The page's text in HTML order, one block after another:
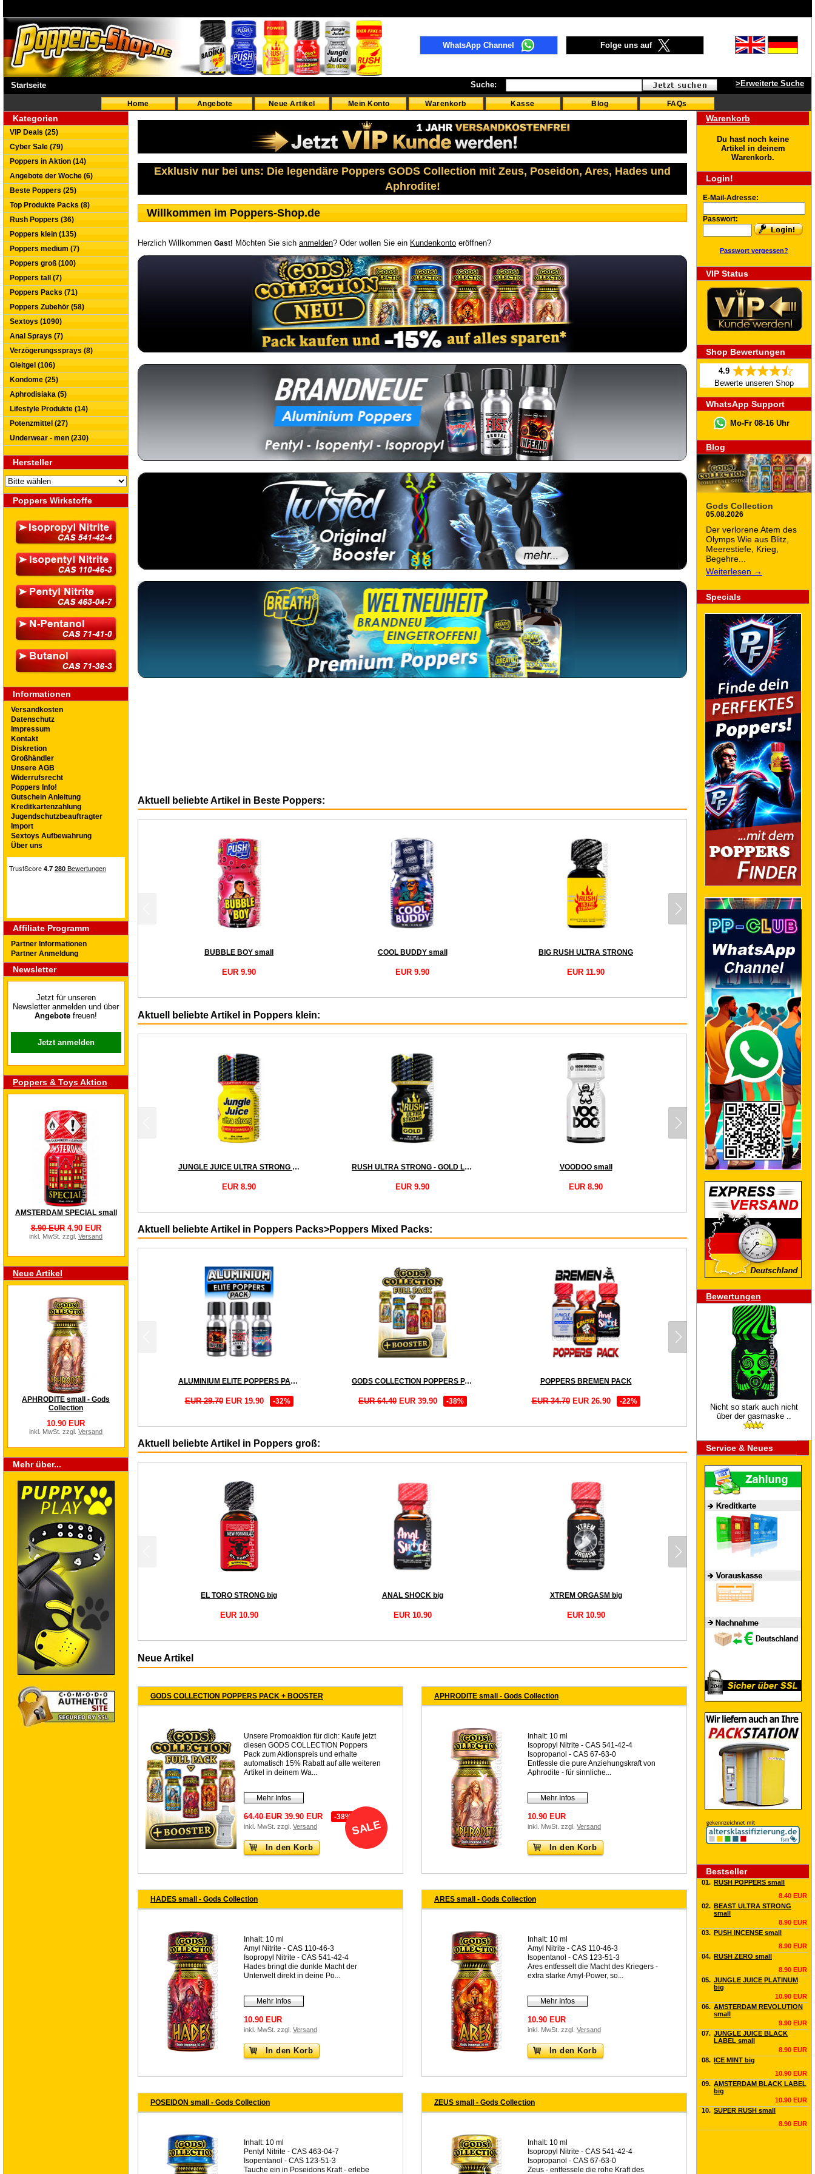
Folge uns auf
WhatsApp Channel
Startseite Suche: >Erweiterte Suche
Home Angebote Neue Artikel Mein Konto Warenkorb Kasse Blog FAQs
Kategorien
VIP Deals (25)
Cyber Sale (79)
Poppers in Aktion (14)
Angebote der Woche (6)
Beste Poppers (25)
Top Produkte Packs (8)
Rush Poppers (36)
Poppers klein (135)
Poppers medium (7)
Poppers groß (100)
Poppers tall (7)
Poppers Packs (71)
Poppers Zubehör (58)
Sextoys (1090)
Anal Sprays (7)
Verzögerungssprays (8)
Gleitgel (106)
Kondome (25)
Aphrodisiaka (5)
Lifestyle Produkte (14)
Potenzmittel (27)
Underwear - men (230)
Hersteller
Poppers Wirkstoffe
Informationen
Versandkosten
Datenschutz
Impressum
Kontakt
Diskretion
Großhändler
Unsere AGB
Widerrufsrecht
Poppers Info!
Gutschein Anleitung
Kreditkartenzahlung
Jugendschutzbeauftragter
Import
Sextoys Aufbewahrung
Über uns
Affiliate Programm
Partner Informationen
Partner Anmeldung
Newsletter
Jetzt für unseren
Newsletter anmelden und über
Angebote freuen!
Jetzt anmelden
Poppers & Toys Aktion
AMSTERDAM SPECIAL small
8.90 EUR4.90 EUR
inkl. MwSt. zzgl. Versand
Neue Artikel
APHRODITE small - Gods
Collection
10.90 EUR
inkl. MwSt. zzgl. Versand
Mehr über...
Exklusiv nur bei uns: Die legendäre Poppers GODS Collection mit Zeus, Poseidon, Ares, Hades und
Aphrodite!
Willkommen im Poppers-Shop.de
Herzlich Willkommen Gast! Möchten Sie sich anmelden? Oder wollen Sie ein Kundenkonto eröffnen?
Aktuell beliebte Artikel in Beste Poppers:
BUBBLE BOY small
EUR 9.90
COOL BUDDY small
EUR 9.90
BIG RUSH ULTRA STRONG
EUR 11.90
Aktuell beliebte Artikel in Poppers klein:
JUNGLE JUICE ULTRA STRONG NEW FORMULA small
EUR 8.90
RUSH ULTRA STRONG - GOLD LABEL small
EUR 9.90
VOODOO small
EUR 8.90
Aktuell beliebte Artikel in Poppers Packs>Poppers Mixed Packs:
ALUMINIUM ELITE POPPERS PACK
EUR 29.70EUR 19.90 -32%
GODS COLLECTION POPPERS PACK + BOOSTER
EUR 64.40EUR 39.90 -38%
POPPERS BREMEN PACK
EUR 34.70EUR 26.90 -22%
Aktuell beliebte Artikel in Poppers groß:
EL TORO STRONG big
EUR 10.90
ANAL SHOCK big
EUR 10.90
XTREM ORGASM big
EUR 10.90
Neue Artikel
GODS COLLECTION POPPERS PACK + BOOSTER
Unsere Promoaktion für dich: Kaufe jetzt
diesen GODS COLLECTION Poppers
Pack zum Aktionspreis und erhalte
automatisch 15% Rabatt auf alle weiteren
Artikel in deinem Wa...
Mehr Infos
64.40 EUR 39.90 EUR
SALE
-38%
inkl. MwSt. zzgl. Versand
In den Korb
APHRODITE small - Gods Collection
Inhalt: 10 ml
Isopropyl Nitrite - CAS 541-42-4
Isopropanol - CAS 67-63-0
Entfessle die pure Anziehungskraft von
Aphrodite - für sinnliche...
Mehr Infos
10.90 EUR
inkl. MwSt. zzgl. Versand
In den Korb
HADES small - Gods Collection
Inhalt: 10 ml
Amyl Nitrite - CAS 110-46-3
Isopropyl Nitrite - CAS 541-42-4
Hades bringt die dunkle Macht der
Unterwelt direkt in deine Po...
Mehr Infos
10.90 EUR
inkl. MwSt. zzgl. Versand
In den Korb
ARES small - Gods Collection
Inhalt: 10 ml
Amyl Nitrite - CAS 110-46-3
Isopentanol - CAS 123-51-3
Ares entfesselt die Macht des Kriegers -
extra starke Amyl-Power, so...
Mehr Infos
10.90 EUR
inkl. MwSt. zzgl. Versand
In den Korb
POSEIDON small - Gods Collection
Inhalt: 10 ml
Pentyl Nitrite - CAS 463-04-7
Isopentanol - CAS 123-51-3
Tauche ein in Poseidons Kraft - erlebe
ZEUS small - Gods Collection
Inhalt: 10 ml
Isopropyl Nitrite - CAS 541-42-4
Isopropanol - CAS 67-63-0
Zeus - entfessele die rohe Kraft des
Warenkorb
Du hast noch keine
Artikel in deinem
Warenkorb.
Login!
E-Mail-Adresse:
Passwort:
Passwort vergessen?
VIP Status
Shop Bewertungen
4.9
Bewerte unseren Shop
WhatsApp Support
Mo-Fr 08-16 Uhr
Blog
Gods Collection
05.08.2026
Der verlorene Atem des
Olymps Wie aus Blitz,
Meerestiefe, Krieg,
Begehre...
Weiterlesen →
Specials
Bewertungen
Nicht so stark auch nicht
über der gasmaske ..
Service & Neues
Bestseller
01. RUSH POPPERS small
8.40 EUR
02. BEAST ULTRA STRONG
small
8.90 EUR
03. PUSH INCENSE small
8.90 EUR
04. RUSH ZERO small
8.90 EUR
05. JUNGLE JUICE PLATINUM
big
10.90 EUR
06. AMSTERDAM REVOLUTION
small
9.90 EUR
07. JUNGLE JUICE BLACK
LABEL small
8.90 EUR
08. ICE MINT big
10.90 EUR
09. AMSTERDAM BLACK LABEL
big
10.90 EUR
10. SUPER RUSH small
8.90 EUR